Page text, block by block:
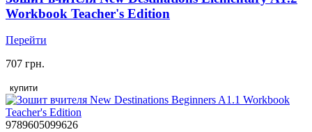
Workbook Teacher's Edition
Перейти
707 грн.
купити
9789605099626